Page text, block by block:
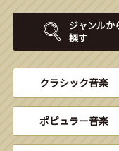
ジャンルか
探す
クラシック音楽
ポピュラー音楽